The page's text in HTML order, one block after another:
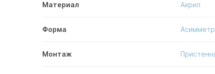
Материал Акрил
Форма
Монтаж